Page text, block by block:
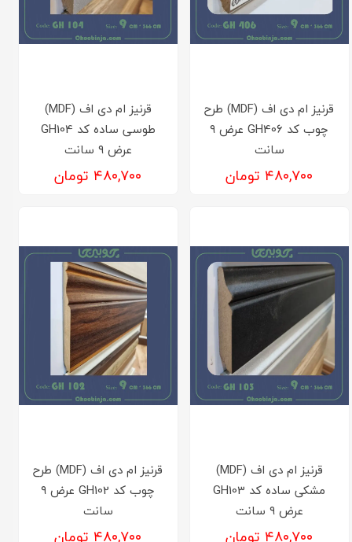
قرنیز ام دی اف (MDF) طرح
چوب کد GH406 عرض ۹
سانت
۴۸۰,۷۰۰ تومان
قرنیز ام دی اف (MDF)
طوسی ساده کد GH104
عرض ۹ سانت
۴۸۰,۷۰۰ تومان
قرنیز ام دی اف (MDF)
مشکی ساده کد GH103
عرض ۹ سانت
۴۸۰,۷۰۰ تومان
قرنیز ام دی اف (MDF) طرح
چوب کد GH102 عرض ۹
سانت
۴۸۰,۷۰۰ تومان